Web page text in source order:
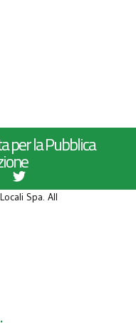
per la Pubblica
Spa. All